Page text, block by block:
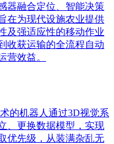
器融合定位、智能决策
在为现代设施农业提供
及强适应性的移动作业
收获运输的全流程自动
营效益。
的机器人通过3D视觉系
、更换数据模型，实现
优先级，从装满杂乱无